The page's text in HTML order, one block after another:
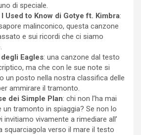
di speciale.
Used to Know di Gotye ft. Kimbra:
malinconico, questa canzone
e sui ricordi che ci siamo
Eagles: una canzone dal testo
ma che con le sue note si
un posto nella nostra classifica delle
ammirare il tramonto.
dei Simple Plan: chi non l’ha mai
tramonto in spiaggia? Se non lo
vivamente a rimediare all’
squarciagola verso il mare il testo